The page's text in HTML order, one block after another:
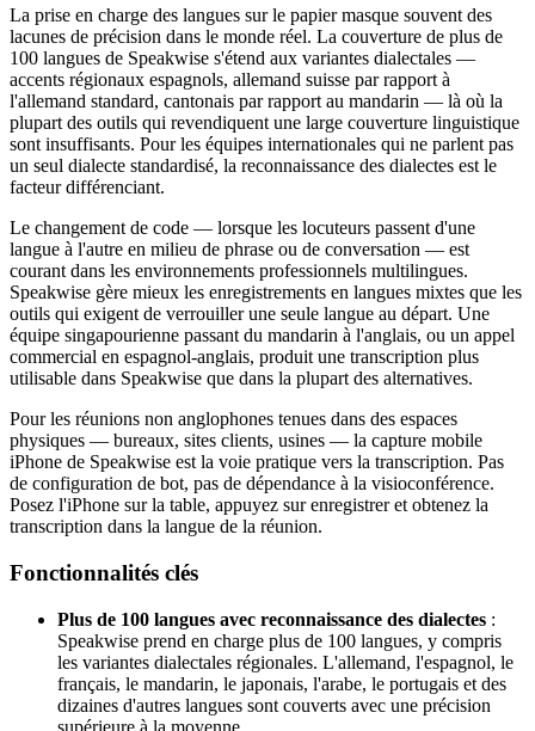
La prise en charge des langues sur le papier masque souvent des
lacunes de précision dans le monde réel. La couverture de plus de
100 langues de Speakwise s'étend aux variantes dialectales —
accents régionaux espagnols, allemand suisse par rapport à
l'allemand standard, cantonais par rapport au mandarin — là où la
plupart des outils qui revendiquent une large couverture linguistique
sont insuffisants. Pour les équipes internationales qui ne parlent pas
un seul dialecte standardisé, la reconnaissance des dialectes est le
facteur différenciant.
Le changement de code — lorsque les locuteurs passent d'une
langue à l'autre en milieu de phrase ou de conversation — est
courant dans les environnements professionnels multilingues.
Speakwise gère mieux les enregistrements en langues mixtes que les
outils qui exigent de verrouiller une seule langue au départ. Une
équipe singapourienne passant du mandarin à l'anglais, ou un appel
commercial en espagnol-anglais, produit une transcription plus
utilisable dans Speakwise que dans la plupart des alternatives.
Pour les réunions non anglophones tenues dans des espaces
physiques — bureaux, sites clients, usines — la capture mobile
iPhone de Speakwise est la voie pratique vers la transcription. Pas
de configuration de bot, pas de dépendance à la visioconférence.
Posez l'iPhone sur la table, appuyez sur enregistrer et obtenez la
transcription dans la langue de la réunion.
Fonctionnalités clés
Plus de 100 langues avec reconnaissance des dialectes :
Speakwise prend en charge plus de 100 langues, y compris
les variantes dialectales régionales. L'allemand, l'espagnol, le
français, le mandarin, le japonais, l'arabe, le portugais et des
dizaines d'autres langues sont couverts avec une précision
supérieure à la moyenne.